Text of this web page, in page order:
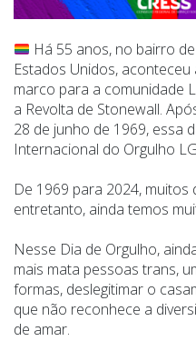
Há 55 anos, no bairro
Estados Unidos,
marco para a comunidade
a Revolta de Stonewall.
28 de junho de 1969, essa
Internacional do Orgulho
De 1969 para 2024,
entretanto, ainda temos
Nesse Dia de Orgulho,
mais mata pessoas trans,
formas, deslegitimar o
que não reconhece a
de amar.